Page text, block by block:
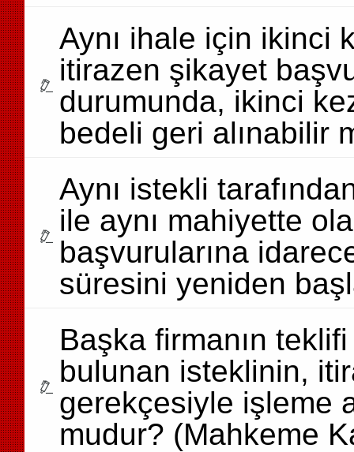
Aynı ihale için ikinci
itirazen şikayet
durumunda, ikinci
bedeli geri alınabilir
Aynı istekli
ile aynı mahiyette
başvurularına
süresini yeniden
Başka firmanın
bulunan isteklinin,
gerekçesiyle işleme
mudur? (Mahkeme